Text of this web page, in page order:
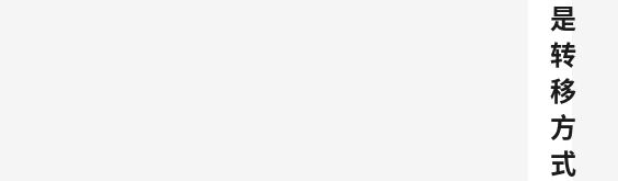
是
转
移
方
式